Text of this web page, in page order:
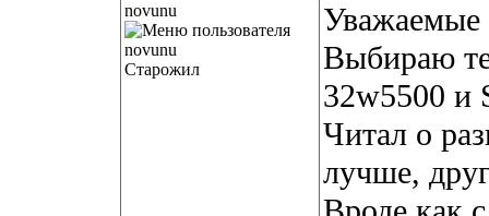
novunu
Старожил
Уважаемые
Выбираю
32w5500 и
Читал о
лучше,